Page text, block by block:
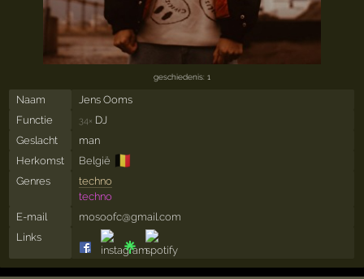
geschiedenis: 1
Naam
Jens Ooms
Functie
34× DJ
Geslacht
man
Herkomst
België 🇧🇪
Genres
techno
techno
E-mail
mosoofc@gmail.com
Links